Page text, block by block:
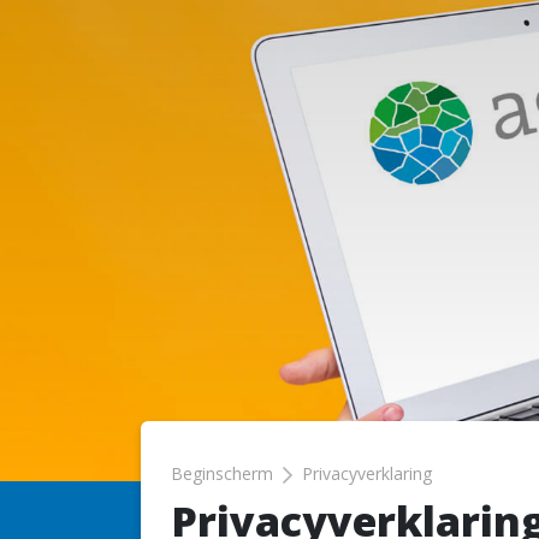
Beginscherm Privacyverklaring